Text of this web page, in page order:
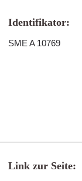
Identifikator:
SME A 10769
Link zur Seite: